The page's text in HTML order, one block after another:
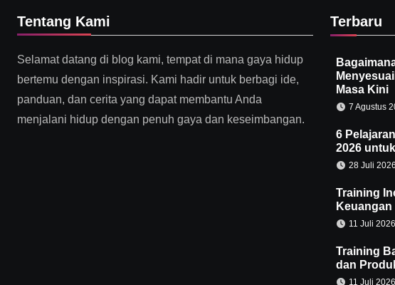
Tentang Kami
Selamat datang di blog kami, tempat di mana gaya hidup
bertemu dengan inspirasi. Kami hadir untuk berbagi ide,
panduan, dan cerita yang dapat membantu Anda
menjalani hidup dengan penuh gaya dan keseimbangan.
Terbaru
Masa Kini
7 Agustus
6
2026
28 Juli 2026
Training
Keuangan
11 Juli 2026
Training
dan
11 Juli 2026